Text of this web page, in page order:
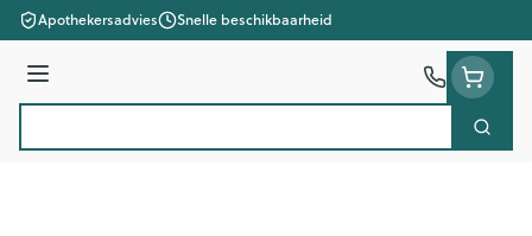
Ga naar de inhoud
Apothekersadvies Snelle beschikbaarheid
Menu
Zoek